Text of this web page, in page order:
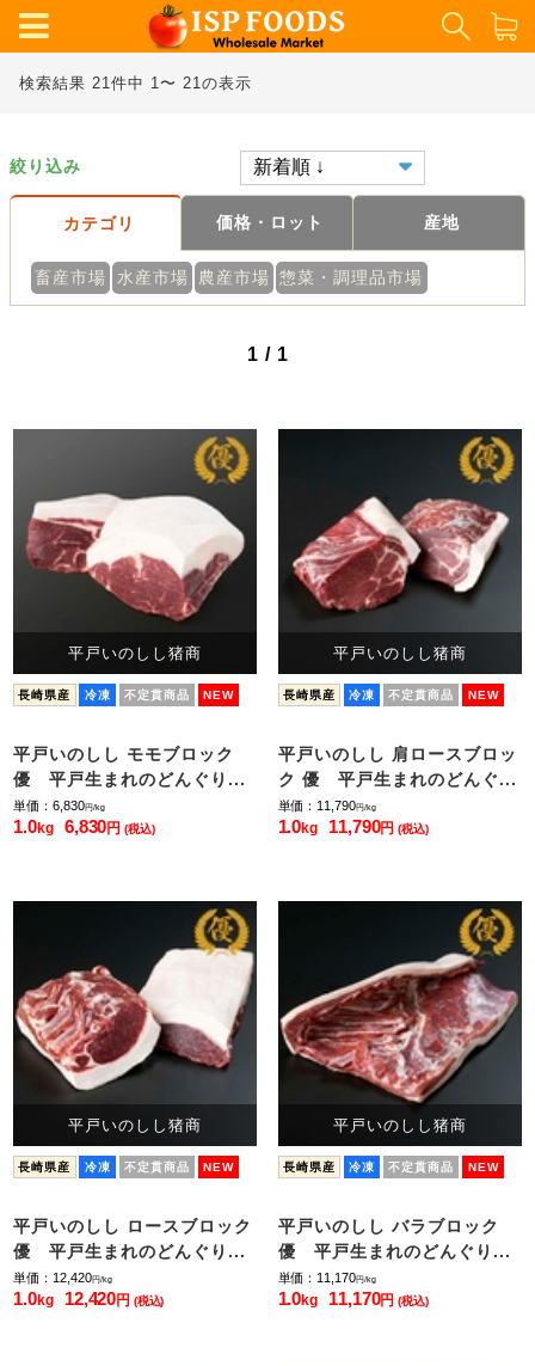
検索結果 21件中 1〜 21の表示
絞り込み
カテゴリ 価格・ロット 産地
畜産市場 水産市場 農産市場 惣菜・調理品市場
1 / 1
平戸いのしし猪商
長崎県産 冷凍 不定貫商品 NEW
平戸いのしし モモブロック
優 平戸生まれのどんぐり...
単価：6,830円/kg
1.0kg 6,830円 (税込)
平戸いのしし猪商
長崎県産 冷凍 不定貫商品 NEW
平戸いのしし 肩ロースブロッ
ク 優 平戸生まれのどんぐ...
単価：11,790円/kg
1.0kg 11,790円(税込)
平戸いのしし猪商
長崎県産 冷凍 不定貫商品 NEW
平戸いのしし ロースブロック
優 平戸生まれのどんぐり...
単価：12,420円/kg
1.0kg 12,420円 (税込)
平戸いのしし猪商
長崎県産 冷凍 不定貫商品 NEW
平戸いのしし バラブロック
優 平戸生まれのどんぐり...
単価：11,170円/kg
1.0kg 11,170円(税込)